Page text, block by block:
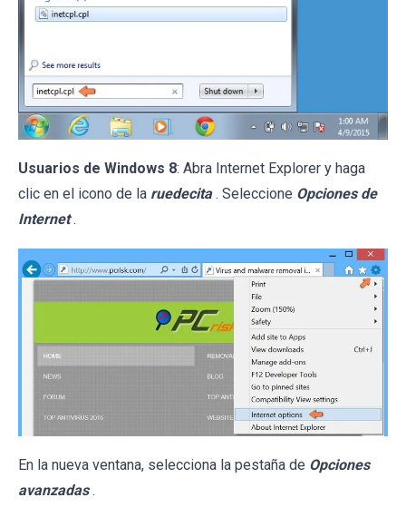
Usuarios de Windows 8: Abra Internet Explorer y haga
clic en el icono de la ruedecita . Seleccione Opciones de
Internet .
En la nueva ventana, selecciona la pestaña de Opciones
avanzadas .